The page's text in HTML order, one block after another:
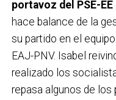
portavoz del PSE-EE
hace balance de la
su partido en el
EAJ-PNV. Isabel
realizado los
repasa algunos de